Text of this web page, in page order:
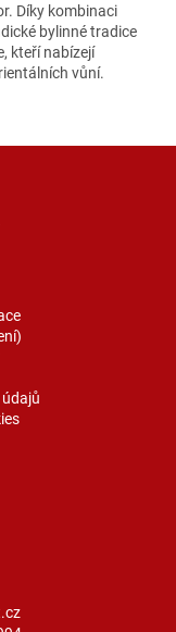
Díky kombinaci
bylinné tradice
kteří nabízejí
vůní.